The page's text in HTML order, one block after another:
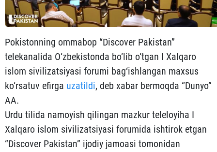
Pokistonning ommabop “Discover Pakistan”
telekanalida O‘zbekistonda bo‘lib o‘tgan I Xalqaro
islom sivilizatsiyasi forumi bag‘ishlangan maxsus
ko‘rsatuv efirga uzatildi, deb xabar bermoqda “Dunyo”
AA.
Urdu tilida namoyish qilingan mazkur teleloyiha I
Xalqaro islom sivilizatsiyasi forumida ishtirok etgan
“Discover Pakistan” ijodiy jamoasi tomonidan